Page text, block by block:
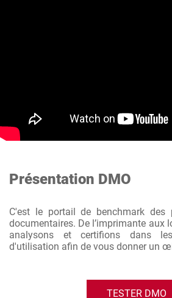
Présentation DMO
C'est le portail de benchmark des
documentaires. De l’imprimante aux
analysons et certifions dans
d'utilisation afin de vous donner un
TESTER DMO